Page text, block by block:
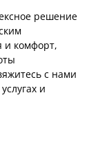
решение
комфорт,
с нами
и